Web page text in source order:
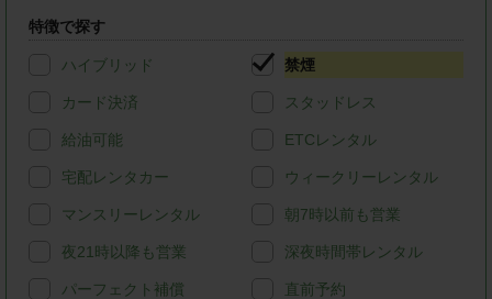
特徴で探す
ハイブリッド 禁煙
カード決済 スタッドレス
給油可能 ETCレンタル
宅配レンタカー ウィークリーレンタル
マンスリーレンタル 朝7時以前も営業
夜21時以降も営業 深夜時間帯レンタル
パーフェクト補償 直前予約